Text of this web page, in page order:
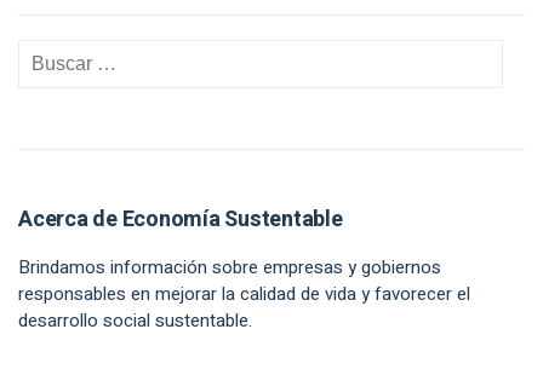
Acerca de Economía Sustentable
Brindamos información sobre empresas y gobiernos
responsables en mejorar la calidad de vida y favorecer el
desarrollo social sustentable.